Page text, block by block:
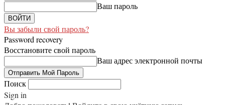
Ваш пароль
Вы забыли свой пароль?
Password recovery
Восстановите свой пароль
Ваш адрес электронной почты
Поиск
Sign in